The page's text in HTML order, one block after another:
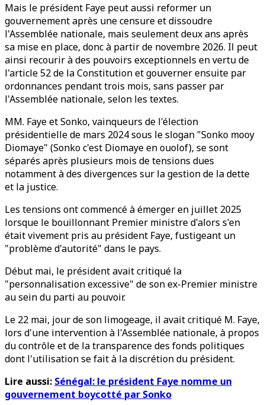
Mais le président Faye peut aussi reformer un
gouvernement après une censure et dissoudre
l'Assemblée nationale, mais seulement deux ans après
sa mise en place, donc à partir de novembre 2026. Il peut
ainsi recourir à des pouvoirs exceptionnels en vertu de
l'article 52 de la Constitution et gouverner ensuite par
ordonnances pendant trois mois, sans passer par
l'Assemblée nationale, selon les textes.
MM. Faye et Sonko, vainqueurs de l'élection
présidentielle de mars 2024 sous le slogan "Sonko mooy
Diomaye" (Sonko c'est Diomaye en ouolof), se sont
séparés après plusieurs mois de tensions dues
notamment à des divergences sur la gestion de la dette
et la justice.
Les tensions ont commencé à émerger en juillet 2025
lorsque le bouillonnant Premier ministre d'alors s'en
était vivement pris au président Faye, fustigeant un
"problème d'autorité" dans le pays.
Début mai, le président avait critiqué la
"personnalisation excessive" de son ex-Premier ministre
au sein du parti au pouvoir.
Le 22 mai, jour de son limogeage, il avait critiqué M. Faye,
lors d'une intervention à l'Assemblée nationale, à propos
du contrôle et de la transparence des fonds politiques
dont l'utilisation se fait à la discrétion du président.
Lire aussi: Sénégal: le président Faye nomme un
gouvernement boycotté par Sonko